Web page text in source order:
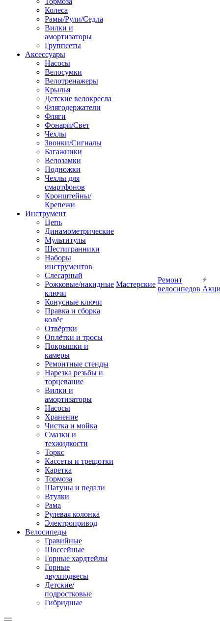
Колеса
Рамы/Рули/Седла
Вилки и
амортизаторы
Группсеты
Аксессуары
Насосы
Велосумки
Велотренажеры
Крылья
Детские велокресла
Флягодержатели
Фляги
Фонари/Свет
Чехлы
Звонки/Сигналы
Багажники
Велозамки
Подножки
Чехлы для
смартфонов
Кронштейны/
Крепежи
Инструмент
Цепь
Динамометрические
Мультитулы
Шестигранники
Наборы
инструментов
Слесарный
Рожковые/накидные
ключи
Конусные ключи
Правка и сборка
колёс
Отвёртки
Оплётки и тросы
Покрышки и
камеры
Ремонтные стенды
Нарезка резьбы и
торцевание
Вилки и
амортизаторы
Насосы
Хранение
Чистка и мойка
Смазки и
техжидкости
Торкс
Кассеты и трещотки
Каретка
Тормоза
Шатуны и педали
Втулки
Рама
Рулевая колонка
Электропривод
Велосипеды
Гравийные
Шоссейные
Горные хардтейлы
Горные
двухподвесы
Детские/
подростковые
Гибридные
Мастерские
Ремонт
велосипедов